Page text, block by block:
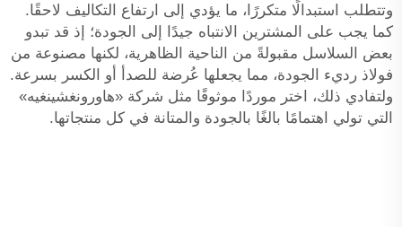
وتتطلب استبدالًا متكررًا، ما يؤدي إلى ارتفاع التكاليف لاحقًا.
كما يجب على المشترين الانتباه جيدًا إلى الجودة؛ إذ قد تبدو
بعض السلاسل مقبولةً من الناحية الظاهرية، لكنها مصنوعة من
فولاذ رديء الجودة، مما يجعلها عُرضة للصدأ أو الكسر بسرعة.
ولتفادي ذلك، اختر موردًا موثوقًا مثل شركة «هاورونغشينغيه»
التي تولي اهتمامًا بالغًا بالجودة والمتانة في كل منتجاتها.